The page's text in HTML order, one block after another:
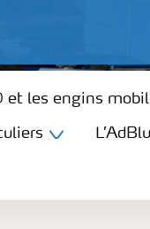
et les engins